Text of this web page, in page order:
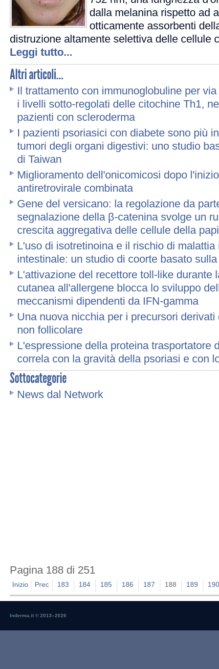
dalla melanina rispetto ad
otticamente assorbenti
distruzione altamente selettiva delle cellule
Leggi tutto...
Altri articoli...
Il trattamento con immunoglobuline per
i livelli sotto-regolati delle citochine Th1,
pazienti con scleroderma
I pazienti psoriasici con diabete sono più
tumori degli organi digestivi: uno studio
di Taiwan
Miglioramento dell'onicomicosi dopo
antiretrovirale combinata
Gene del versicano: la regolazione da
segnalazione della β-catenina svolge un
crescita aggregativa delle cellule della
L'uso di isotretinoina e il rischio di malattia
intestinale: un studio di coorte basato
L'attivazione del recettore toll-like durante
cutanea all'allergene blocca lo sviluppo
meccanismi dipendenti da IFN-gamma
Una nuova nicchia per i precursori
non follicolare
L'espressione della proteina trasportatore
correla con la gravità della psoriasi e con
Sottocategorie
News dal Network
Pagina 188 di 251
Inizio Prec 183 184 185 186 187 188 189
Inderma.it © 2013–2026